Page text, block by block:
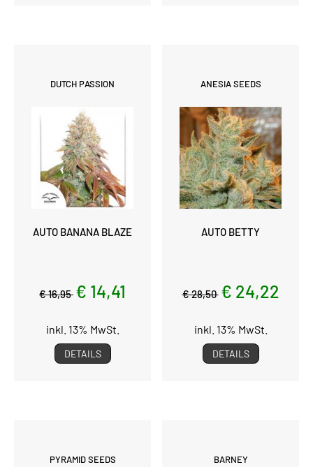
DUTCH PASSION
AUTO BANANA BLAZE
€ 16,95 € 14,41
inkl. 13% MwSt.
DETAILS
ANESIA SEEDS
AUTO BETTY
€ 28,50 € 24,22
inkl. 13% MwSt.
DETAILS
PYRAMID SEEDS BARNEY